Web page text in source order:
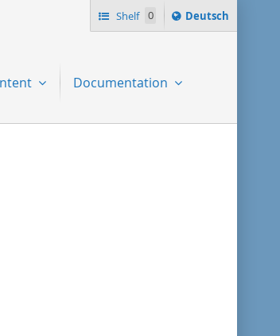
Shelf 0
Sprache
ï¿½ndern
Deutsch
Documentation